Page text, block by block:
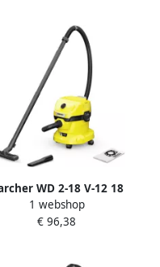
WD 2-18 V-12 18
Accu Nat- en
1.628-500.0
1 webshop
€ 96,38